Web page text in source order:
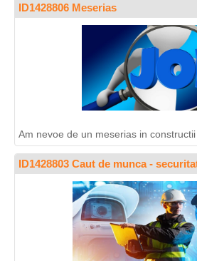
ID1428806 Meserias
Am nevoe de un meserias in
ID1428803 Caut de munca -